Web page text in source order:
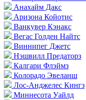
Анахайм Дакс
Аризона Койотис
Ванкувер Кэнакс
Вегас Голден Найтс
Виннипег Джетс
Нэшвилл Предаторз
Калгари Флэймз
Колорадо Эвеланш
Лос-Анджелес Кингз
Миннесота Уайлд